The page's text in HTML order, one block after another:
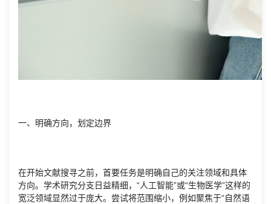
一、明确方向，划定边界
在开始文献搜寻之前，首要任务是明确自己的关注领域和具体
方向。学术研究分支日益精细，“人工智能”或“生物医学”这样的
宽泛领域显然过于庞大。尝试将范围缩小，例如聚焦于“自然语